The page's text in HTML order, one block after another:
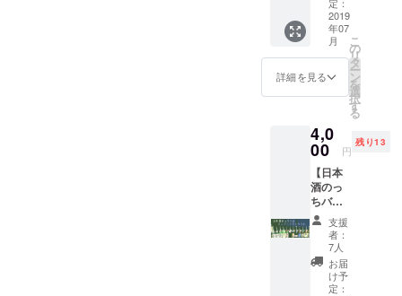
ルキッ
チンス
ペース
利用 1
時間の
割引の
リター
（定価
5000
円） 使
用期
限：
2019.7.
8〜
2020.7.
7まで
※1時間
以降は
追加料
2019
年07
月
詳細を見る
こ
の
リ
タ
ー
ン
を
選
択
す
る
4,0
00 円
残り13
【日本
酒のっ
ちバル
オープ
ニング
イベン
ト】 7
月13日
（土）
支援
者：
7人
お届
け予
定：